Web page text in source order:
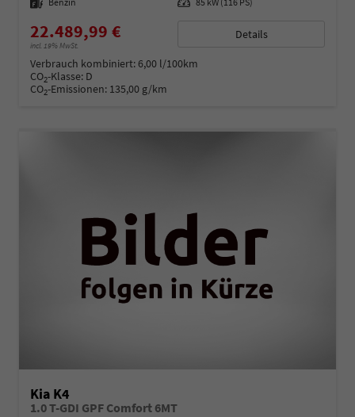
22.489,99 €
incl. 19% MwSt.
Details
Verbrauch kombiniert:6,00 l/100km
CO2-Klasse: D
CO2-Emissionen: 135,00 g/km
Kia K4
1.0 T-GDI GPF Comfort 6MT